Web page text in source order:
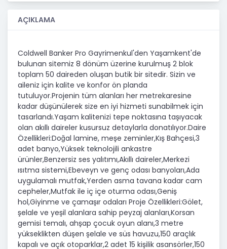
AÇIKLAMA
Coldwell Banker Pro Gayrimenkul'den Yaşamkent'de
bulunan sitemiz 8 dönüm üzerine kurulmuş 2 blok
toplam 50 daireden oluşan butik bir sitedir. Sizin ve
aileniz için kalite ve konfor ön planda
tutuluyor.Projenin tüm alanları her metrekaresine
kadar düşünülerek size en iyi hizmeti sunabilmek için
tasarlandı.Yaşam kalitenizi tepe noktasına taşıyacak
olan akıllı daireler kusursuz detaylarla donatılıyor.​ Daire
Özellikleri:Doğal lamine, meşe zeminler,Kış Bahçesi,3
adet banyo,Yüksek teknolojili ankastre
ürünler,Benzersiz ses yalıtımı,Akıllı daireler,Merkezi
ısıtma sistemi,Ebeveyn ve genç odası banyoları,Ada
uygulamalı mutfak,Yerden asma tavana kadar cam
cepheler,Mutfak ile iç içe oturma odası,Geniş
hol,Giyinme ve çamaşır odaları Proje Özellikleri:Gölet,
şelale ve yeşil alanlara sahip peyzaj alanları,Korsan
gemisi temalı, ahşap çocuk oyun alanı,3 metre
yükseklikten düşen şelale ve süs havuzu,150 araçlık
kapalı ve açık otoparklar,2 adet 15 kişilik asansörler,150